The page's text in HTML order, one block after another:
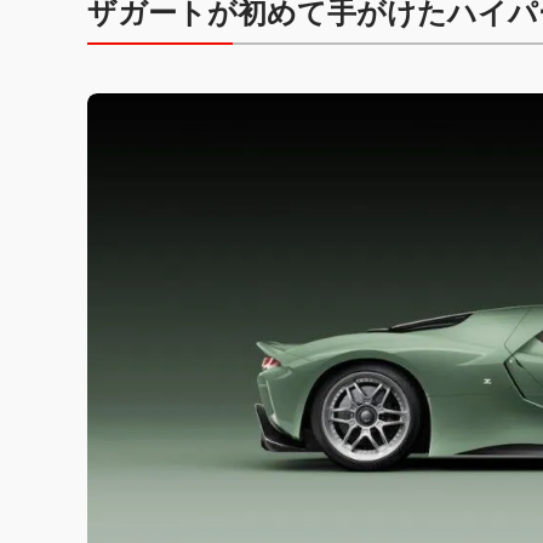
ザガートが初めて手がけたハイ